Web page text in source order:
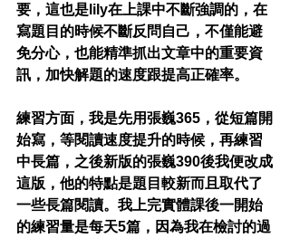
要，這也是lily在上課中不斷強調的，在
寫題目的時候不斷反問自己，不僅能避
免分心，也能精準抓出文章中的重要資
訊，加快解題的速度跟提高正確率。
練習方面，我是先用張巍365，從短篇開
始寫，等閱讀速度提升的時候，再練習
中長篇，之後新版的張巍390後我便改成
這版，他的特點是題目較新而且取代了
一些長篇閱讀。我上完實體課後一開始
的練習量是每天5篇，因為我在檢討的過